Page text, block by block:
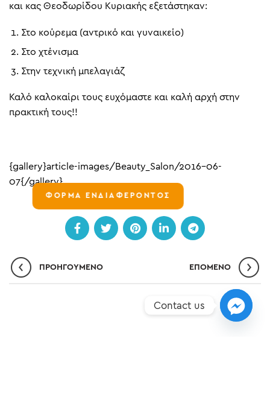
ΦΟΡΜΑ ΕΝΔΙΑΦΕΡΟΝΤΟΣ
και κας Θεοδωρίδου Κυριακής εξετάστηκαν:
Στο κούρεμα (αντρικό και γυναικείο)
Στο χτένισμα
Στην τεχνική μπελαγιάζ
Καλό καλοκαίρι τους ευχόμαστε και καλή αρχή στην
πρακτική τους!!
{gallery}article-images/Beauty_Salon/2016-06-
07{/gallery}
ΠΡΟΗΓΟΎΜΕΝΟ ΕΠΌΜΕΝO
Contact us